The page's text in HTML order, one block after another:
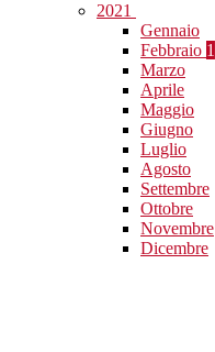
2021
Gennaio
Febbraio 1
Marzo
Aprile
Maggio
Giugno
Luglio
Agosto
Settembre
Ottobre
Novembre
Dicembre